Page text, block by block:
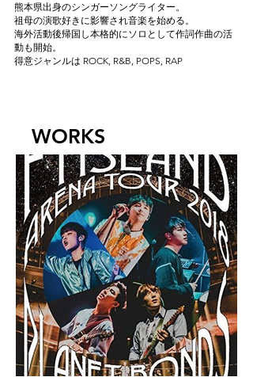
熊本県出身のシンガーソングライター。
祖母の演歌好きに影響され音楽を始める。
海外活動後帰国し本格的にソロとして作詞作曲の活
動も開始。
得意ジャンルは ROCK, R&B, POPS, RAP
WORKS